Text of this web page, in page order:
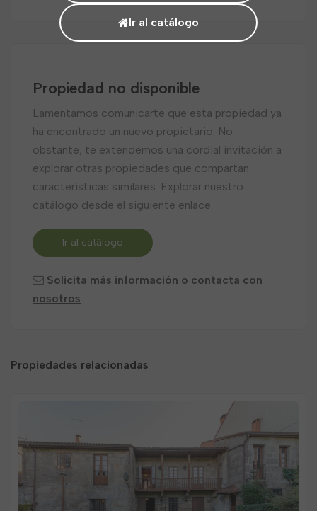
Ir al catálogo
Propiedad no disponible
Lamentamos comunicarte que esta propiedad ya
ha encontrado un nuevo propietario. No
obstante, te extendemos una cordial invitación a
explorar otras propiedades que compartan
características similares. Explorar nuestro
catálogo desde el siguiente enlace.
Ir al catálogo
Solicita más información o contacta con
nosotros
Propiedades relacionadas